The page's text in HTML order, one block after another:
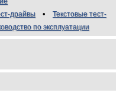
драйвы
Текстовые тест-
по эксплуатации